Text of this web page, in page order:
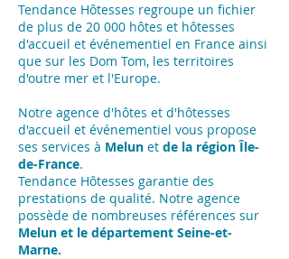
Tendance Hôtesses regroupe un fichier
de plus de 20 000 hôtes et hôtesses
d'accueil et événementiel en France ainsi
que sur les Dom Tom, les territoires
d'outre mer et l'Europe.
Notre agence d'hôtes et d'hôtesses
d'accueil et événementiel vous propose
ses services à Melun et de la région Île-
de-France.
Tendance Hôtesses garantie des
prestations de qualité. Notre agence
possède de nombreuses références sur
Melun et le département Seine-et-
Marne.